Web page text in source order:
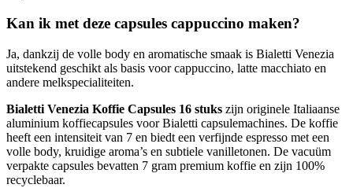
Kan ik met deze capsules cappuccino maken?
Ja, dankzij de volle body en aromatische smaak is Bialetti Venezia
uitstekend geschikt als basis voor cappuccino, latte macchiato en
andere melkspecialiteiten.
Bialetti Venezia Koffie Capsules 16 stuks zijn originele Italiaanse
aluminium koffiecapsules voor Bialetti capsulemachines. De koffie
heeft een intensiteit van 7 en biedt een verfijnde espresso met een
volle body, kruidige aroma’s en subtiele vanilletonen. De vacuüm
verpakte capsules bevatten 7 gram premium koffie en zijn 100%
recyclebaar.